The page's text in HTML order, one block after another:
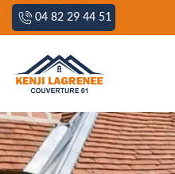
04 82 29 44 51